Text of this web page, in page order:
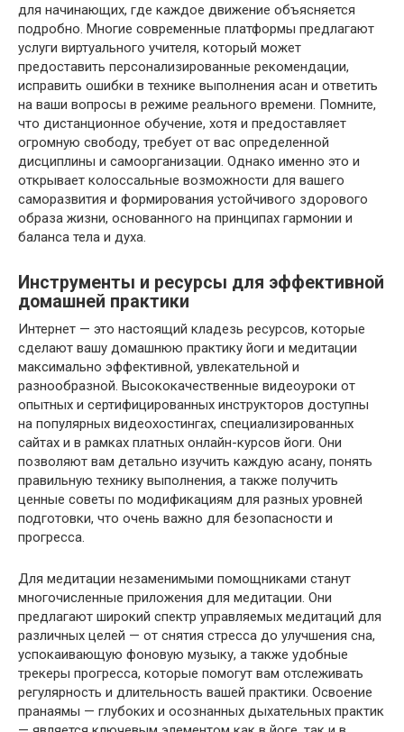
для начинающих, где каждое движение объясняется
подробно. Многие современные платформы предлагают
услуги виртуального учителя, который может
предоставить персонализированные рекомендации,
исправить ошибки в технике выполнения асан и ответить
на ваши вопросы в режиме реального времени. Помните,
что дистанционное обучение, хотя и предоставляет
огромную свободу, требует от вас определенной
дисциплины и самоорганизации. Однако именно это и
открывает колоссальные возможности для вашего
саморазвития и формирования устойчивого здорового
образа жизни, основанного на принципах гармонии и
баланса тела и духа.
Инструменты и ресурсы для эффективной
домашней практики
Интернет — это настоящий кладезь ресурсов, которые
сделают вашу домашнюю практику йоги и медитации
максимально эффективной, увлекательной и
разнообразной. Высококачественные видеоуроки от
опытных и сертифицированных инструкторов доступны
на популярных видеохостингах, специализированных
сайтах и в рамках платных онлайн-курсов йоги. Они
позволяют вам детально изучить каждую асану, понять
правильную технику выполнения, а также получить
ценные советы по модификациям для разных уровней
подготовки, что очень важно для безопасности и
прогресса.
Для медитации незаменимыми помощниками станут
многочисленные приложения для медитации. Они
предлагают широкий спектр управляемых медитаций для
различных целей — от снятия стресса до улучшения сна,
успокаивающую фоновую музыку, а также удобные
трекеры прогресса, которые помогут вам отслеживать
регулярность и длительность вашей практики. Освоение
пранаямы — глубоких и осознанных дыхательных практик